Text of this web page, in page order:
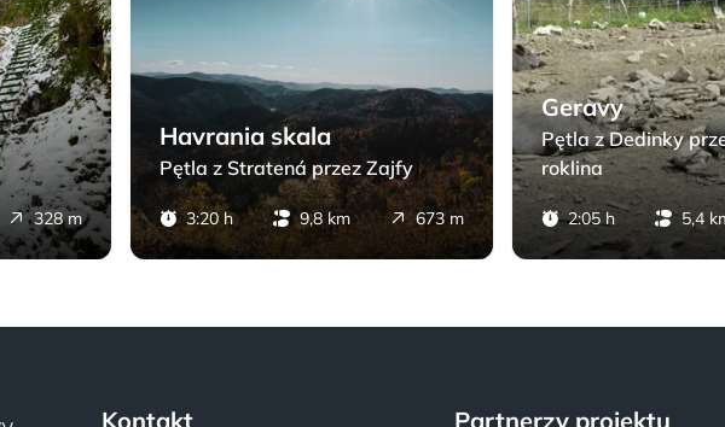
328 m
Havrania skala
Pętla z Stratená przez Zajfy
3:20 h 9,8 km 673 m
Geravy
Pętla z Dedinky
roklina
2:05 h 5,4
Kontakt Partnerzy projektu